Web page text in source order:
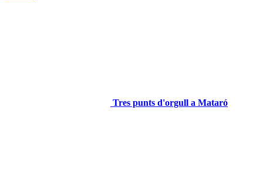
Tres punts d'orgull a Mataró